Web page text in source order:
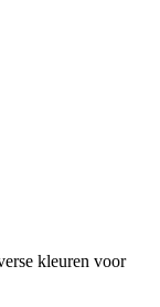
kleuren voor